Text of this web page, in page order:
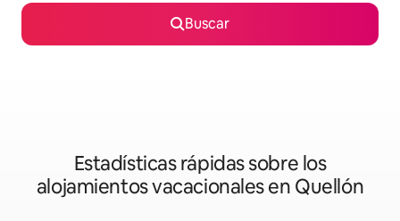
Buscar
Estadísticas rápidas sobre los
alojamientos vacacionales en Quellón